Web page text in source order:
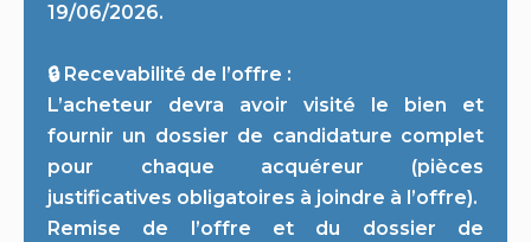
19/06/2026.
🔒 Recevabilité de l’offre :
L’acheteur devra avoir visité le bien et
fournir un dossier de candidature complet
pour chaque acquéreur (pièces
justificatives obligatoires à joindre à l’offre).
Remise de l’offre et du dossier de